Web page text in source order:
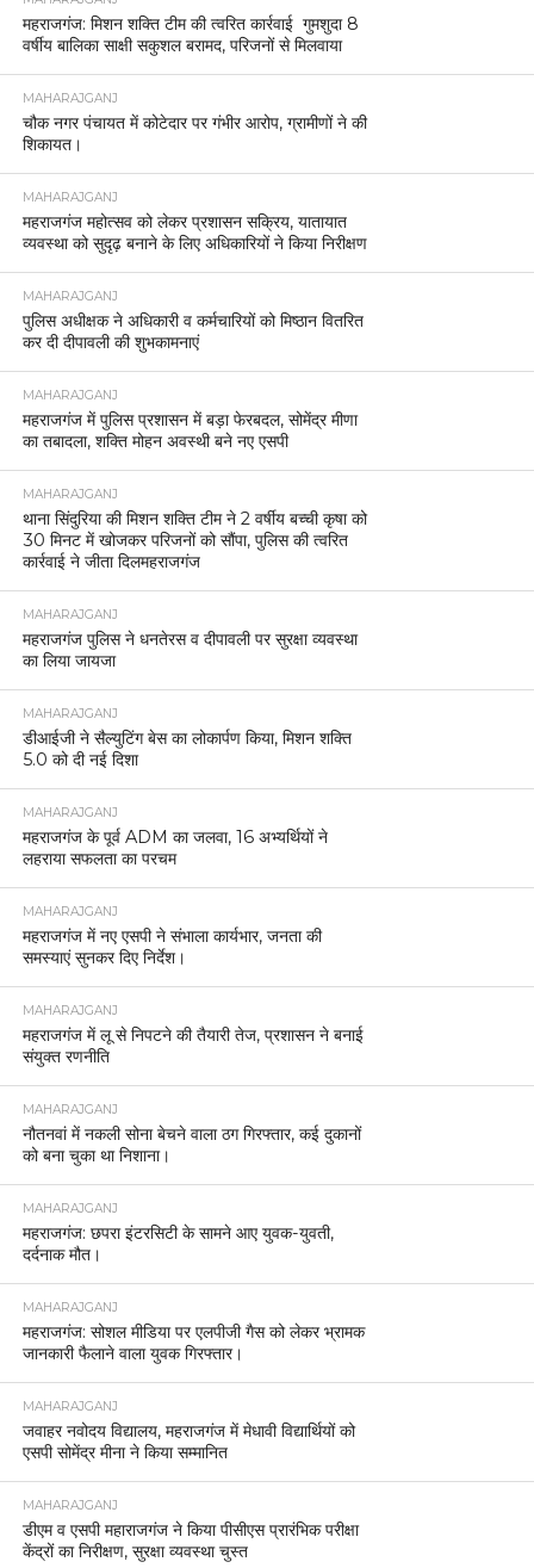
महराजगंज: मिशन शक्ति टीम की त्वरित कार्रवाई गुमशुदा 8
वर्षीय बालिका साक्षी सकुशल बरामद, परिजनों से मिलवाया
MAHARAJGANJ
चौक नगर पंचायत में कोटेदार पर गंभीर आरोप, ग्रामीणों ने की
शिकायत।
MAHARAJGANJ
महराजगंज महोत्सव को लेकर प्रशासन सक्रिय, यातायात
व्यवस्था को सुदृढ़ बनाने के लिए अधिकारियों ने किया निरीक्षण
MAHARAJGANJ
पुलिस अधीक्षक ने अधिकारी व कर्मचारियों को मिष्ठान वितरित
कर दी दीपावली की शुभकामनाएं
MAHARAJGANJ
महराजगंज में पुलिस प्रशासन में बड़ा फेरबदल, सोमेंद्र मीणा
का तबादला, शक्ति मोहन अवस्थी बने नए एसपी
MAHARAJGANJ
थाना सिंदुरिया की मिशन शक्ति टीम ने 2 वर्षीय बच्ची कृषा को
30 मिनट में खोजकर परिजनों को सौंपा, पुलिस की त्वरित
कार्रवाई ने जीता दिलमहराजगंज
MAHARAJGANJ
महराजगंज पुलिस ने धनतेरस व दीपावली पर सुरक्षा व्यवस्था
का लिया जायजा
MAHARAJGANJ
डीआईजी ने सैल्युटिंग बेस का लोकार्पण किया, मिशन शक्ति
5.0 को दी नई दिशा
MAHARAJGANJ
महराजगंज के पूर्व ADM का जलवा, 16 अभ्यर्थियों ने
लहराया सफलता का परचम
MAHARAJGANJ
महराजगंज में नए एसपी ने संभाला कार्यभार, जनता की
समस्याएं सुनकर दिए निर्देश।
MAHARAJGANJ
महराजगंज में लू से निपटने की तैयारी तेज, प्रशासन ने बनाई
संयुक्त रणनीति
MAHARAJGANJ
नौतनवां में नकली सोना बेचने वाला ठग गिरफ्तार, कई दुकानों
को बना चुका था निशाना।
MAHARAJGANJ
महराजगंज: छपरा इंटरसिटी के सामने आए युवक-युवती,
दर्दनाक मौत।
MAHARAJGANJ
महराजगंज: सोशल मीडिया पर एलपीजी गैस को लेकर भ्रामक
जानकारी फैलाने वाला युवक गिरफ्तार।
MAHARAJGANJ
जवाहर नवोदय विद्यालय, महराजगंज में मेधावी विद्यार्थियों को
एसपी सोमेंद्र मीना ने किया सम्मानित
MAHARAJGANJ
डीएम व एसपी महाराजगंज ने किया पीसीएस प्रारंभिक परीक्षा
केंद्रों का निरीक्षण, सुरक्षा व्यवस्था चुस्त